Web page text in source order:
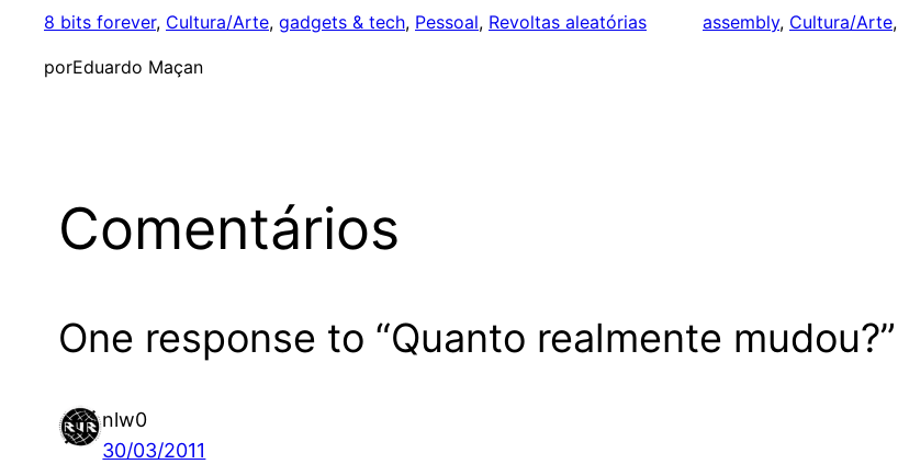
8 bits forever, Cultura/Arte, gadgets & tech, Pessoal, Revoltas aleatórias
porEduardo Maçan
assembly, Cultura/Arte,
Comentários
One response to “Quanto realmente mudou?”
nlw0
30/03/2011